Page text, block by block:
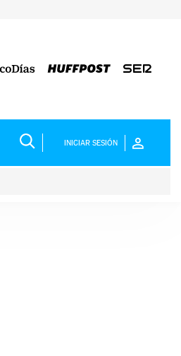
INICIAR SESIÓN